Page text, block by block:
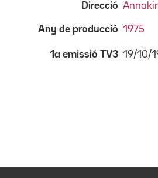
Direcció
Any de producció 1975
1a emissió TV3 19/10/